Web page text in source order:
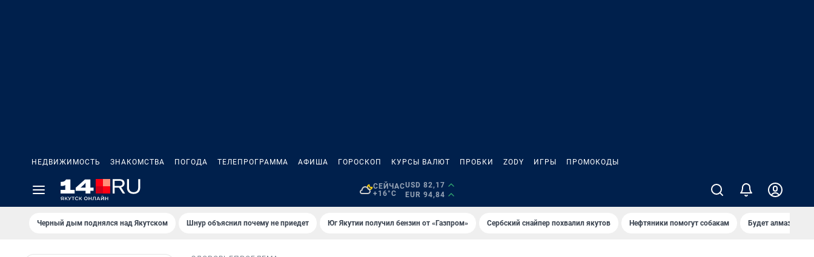
НЕДВИЖИМОСТЬ ЗНАКОМСТВА ПОГОДА ТЕЛЕПРОГРАММА АФИША ГОРОСКОП КУРСЫ ВАЛЮТ ПРОБКИ ZODY ИГРЫ ПРОМОКОДЫ
СЕЙЧАС
+16°C
USD 82,17
EUR 94,84
Черный дым поднялся над Якутском Шнур объяснил почему не приедет Юг Якутии получил бензин от «Газпром» Сербский снайпер похвалил якутов Нефтяники помогут собакам Будет алмазный